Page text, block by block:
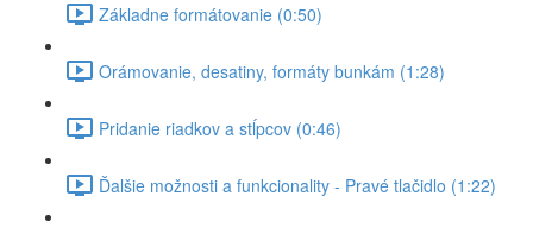
Základne formátovanie (0:50)
Orámovanie, desatiny, formáty bunkám (1:28)
Pridanie riadkov a stĺpcov (0:46)
Ďalšie možnosti a funkcionality - Pravé tlačidlo (1:22)